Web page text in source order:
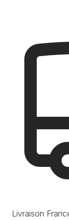
Livraison